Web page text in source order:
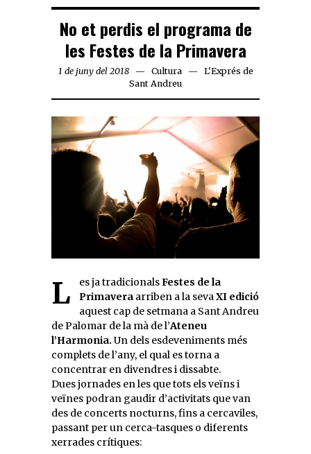
No et perdis el programa de
les Festes de la Primavera
1 de juny del 2018 Cultura
L'Exprés de
Sant Andreu
Les ja tradicionalsFestes de la
Primavera arriben a la sevaXI edició
aquest cap de setmana a Sant Andreu
de Palomar de la mà de l’Ateneu
l’Harmonia. Un dels esdeveniments més
complets de l’any, el qual es torna a
concentrar en divendres i dissabte.
Dues jornades en les que tots els veïns i
veïnes podran gaudir d’activitats que van
des de concerts nocturns, fins a cercaviles,
passant per un cerca-tasques o diferents
xerrades crítiques: